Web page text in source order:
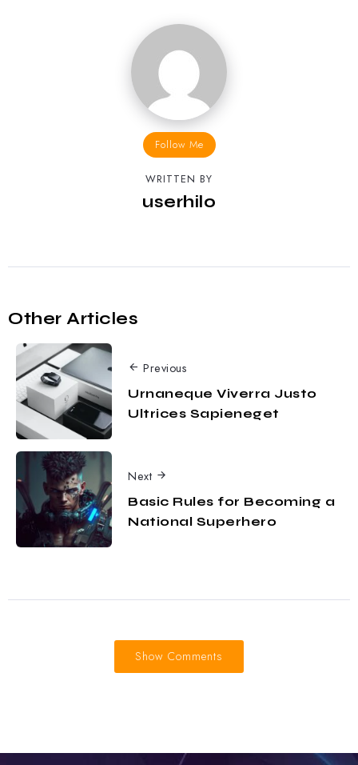
Follow Me
WRITTEN BY
userhilo
Other Articles
Previous
Urnaneque Viverra Justo
Ultrices Sapieneget
Next
Basic Rules for Becoming a
National Superhero
Show Comments